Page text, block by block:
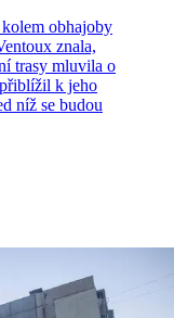
obhajoby
znala,
trasy mluvila o
k jeho
níž se budou